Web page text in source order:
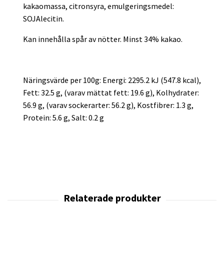
kakaomassa, citronsyra, emulgeringsmedel:
SOJAlecitin.
Kan innehålla spår av nötter. Minst 34% kakao.
Näringsvärde per 100g: Energi: 2295.2 kJ (547.8 kcal),
Fett: 32.5 g, (varav mättat fett: 19.6 g), Kolhydrater:
56.9 g, (varav sockerarter: 56.2 g), Kostfibrer: 1.3 g,
Protein: 5.6 g, Salt: 0.2 g